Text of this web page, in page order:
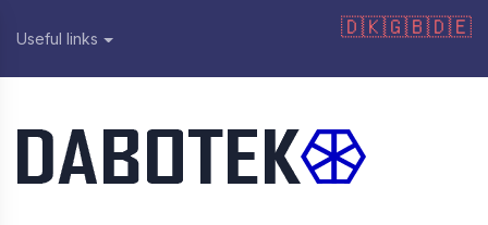
Useful links 🇩🇰🇬🇧🇩🇪